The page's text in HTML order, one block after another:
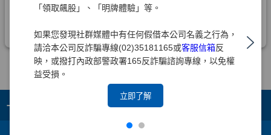
「領取飆股」、「明牌體驗」等。
如果您發現社群媒體中有任何假借本公司名義之行為，
請洽本公司反詐騙專線(02)35181165或客服信箱反
映，或撥打內政部警政署165反詐騙諮詢專線，以免權
益受損。
立即了解
+